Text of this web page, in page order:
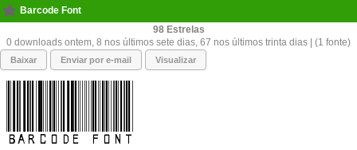
Barcode Font
98
0 downloads ontem, 8 nos últimos sete dias, 67 nos últimos trinta dias | (1 fonte)
Baixar Enviar por e-mail Visualizar